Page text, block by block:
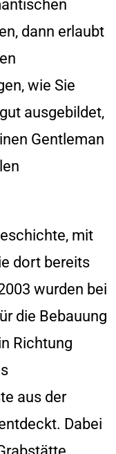
dann erlaubt
wie Sie
ausgebildet,
Gentleman
mit
dort bereits
wurden bei
die Bebauung
Richtung
aus der
Dabei